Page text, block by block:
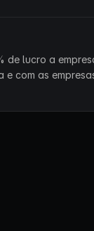
lucro a
com as